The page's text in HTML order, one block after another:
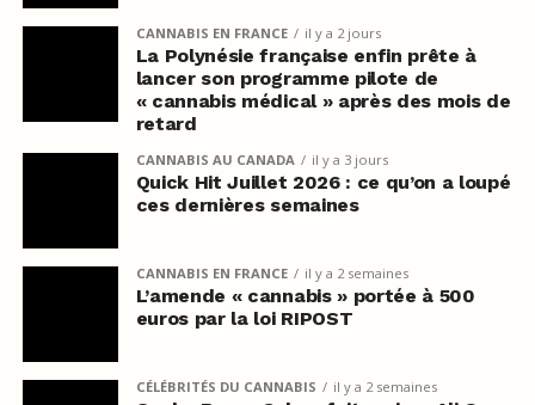
CANNABIS EN FRANCE il y a 2 jours
La Polynésie française enfin prête à
lancer son programme pilote de
« cannabis médical » après des mois de
retard
CANNABIS AU CANADA il y a 3 jours
Quick Hit Juillet 2026 : ce qu’on a loupé
ces dernières semaines
CANNABIS EN FRANCE il y a 2 semaines
L’amende « cannabis » portée à 500
euros par la loi RIPOST
CÉLÉBRITÉS DU CANNABIS il y a 2 semaines